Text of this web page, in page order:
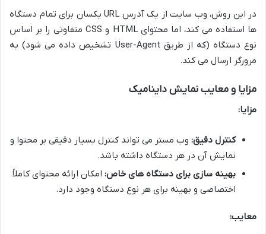
در این روش، وب سایت از یک آدرس URL یکسان برای تمام دستگاه
ها استفاده می کند، اما محتوای HTML و CSS متفاوتی را بر اساس
نوع دستگاه (که از طریق User-Agent تشخیص داده می شود) به
مرورگر ارسال می کند.
مزایا و معایب نمایش داینامیک
مزایا:
کنترل دقیق: وب مستر می تواند کنترل بسیار دقیقی بر محتوا و
نمایش آن در هر دستگاه داشته باشد.
بهینه سازی برای دستگاه های خاص: امکان ارائه محتوای کاملاً
اختصاصی و بهینه برای هر نوع دستگاه وجود دارد.
معایب: